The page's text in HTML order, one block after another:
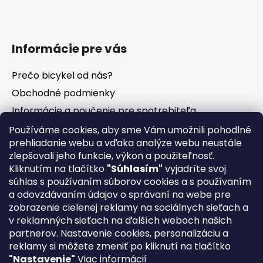
Používáme cookies, aby sme Vám umožnili pohodlné
prehliadanie webu a vďaka analýze webu neustále
zlepšovali jeho funkcie, výkon a použiteľnosť.
Kliknutím na tlačítko "Súhlasím" vyjadríte svoj
súhlas s používaním súborov cookies a s používaním
a odovzdávaním údajov o správaní na webe pre
zobrazenie cielenej reklamy na sociálnych sieťach a
v reklamných sieťach na ďalších weboch našich
partnerov. Nastavenie cookies, personalizáciu a
reklamy si môžete zmeniť po kliknutí na tlačítko
"Nastavenie" Viac informácií
Informácie pre vás
Prečo bicykel od nás?
Obchodné podmienky
Informácie a poučenie pre spotrebiteľa
Vrátenie tovaru - odstúpenie od zmluvy
Ochrana osobných údajov
Súbory cookies
Formuláre na stiahnutie
Reklamačný poriadok
Napíšte nám
Kontakty
Servis